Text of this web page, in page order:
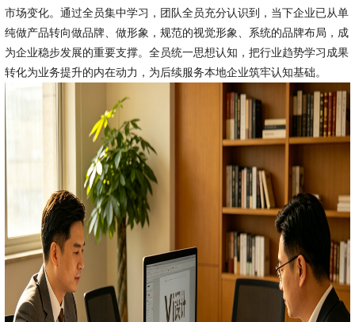
市场变化。通过全员集中学习，团队全员充分认识到，当下企业已从单
纯做产品转向做品牌、做形象，规范的视觉形象、系统的品牌布局，成
为企业稳步发展的重要支撑。全员统一思想认知，把行业趋势学习成果
转化为业务提升的内在动力，为后续服务本地企业筑牢认知基础。